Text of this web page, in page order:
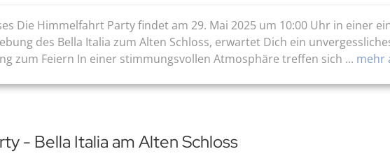
Die Himmelfahrt Party findet am 29. Mai 2025 um 10:00 Uhr in einer
des Bella Italia zum Alten Schloss, erwartet Dich ein
zum Feiern In einer stimmungsvollen Atmosphäre treffen sich ... mehr
- Bella Italia am Alten Schloss